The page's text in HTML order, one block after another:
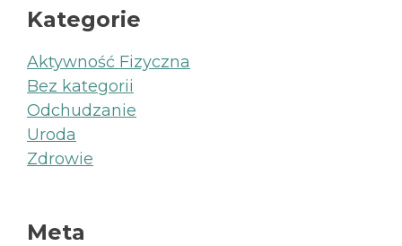
Kategorie
Aktywność Fizyczna
Bez kategorii
Odchudzanie
Uroda
Zdrowie
Meta